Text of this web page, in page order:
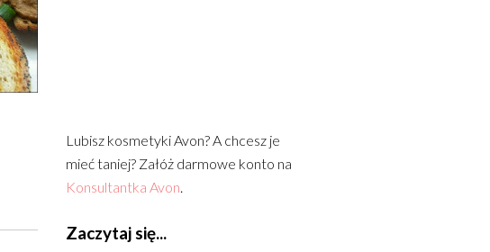
Lubisz kosmetyki Avon? A chcesz je
mieć taniej? Załóż darmowe konto na
Konsultantka Avon.
Zaczytaj się...